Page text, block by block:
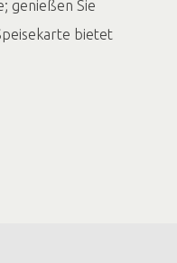
genießen Sie
bietet
oder Rehe,
Natur können